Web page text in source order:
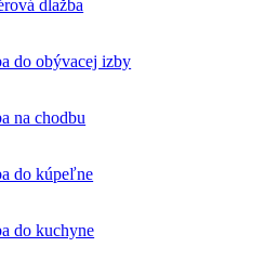
dlažba
do obývacej izby
na chodbu
do kúpeľne
do kuchyne